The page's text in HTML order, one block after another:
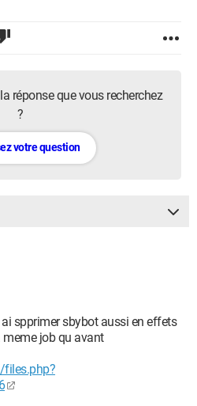
réponse que vous recherchez
?
votre question
spprimer sbybot aussi en effets
job qu avant